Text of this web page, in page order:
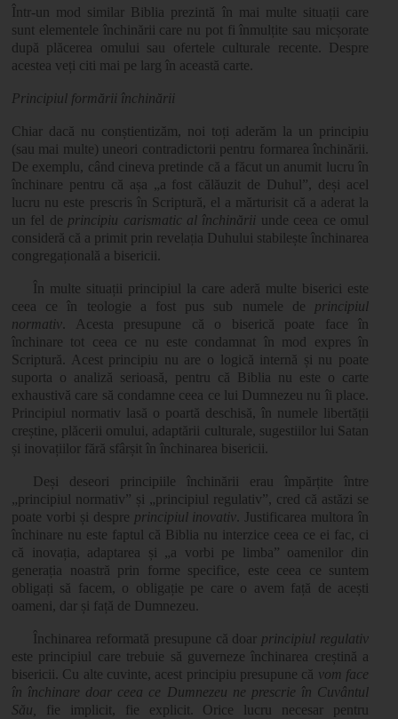
Într-un mod similar Biblia prezintă în mai multe situații care
sunt elementele închinării care nu pot fi înmulțite sau micșorate
după plăcerea omului sau ofertele culturale recente. Despre
acestea veți citi mai pe larg în această carte.
Principiul formării închinării
Chiar dacă nu conștientizăm, noi toți aderăm la un principiu
(sau mai multe) uneori contradictorii pentru formarea închinării.
De exemplu, când cineva pretinde că a făcut un anumit lucru în
închinare pentru că așa „a fost călăuzit de Duhul”, deși acel
lucru nu este prescris în Scriptură, el a mărturisit că a aderat la
un fel de principiu carismatic al închinării unde ceea ce omul
consideră că a primit prin revelația Duhului stabilește închinarea
congregațională a bisericii.
În multe situații principiul la care aderă multe biserici este
ceea ce în teologie a fost pus sub numele de principiul
normativ . Acesta presupune că o biserică poate face în
închinare tot ceea ce nu este condamnat în mod expres în
Scriptură. Acest principiu nu are o logică internă și nu poate
suporta o analiză serioasă, pentru că Biblia nu este o carte
exhaustivă care să condamne ceea ce lui Dumnezeu nu îi place.
Principiul normativ lasă o poartă deschisă, în numele libertății
creștine, plăcerii omului, adaptării culturale, sugestiilor lui Satan
și inovațiilor fără sfârșit în închinarea bisericii.
Deși deseori principiile închinării erau împărțite între
„principiul normativ” și „principiul regulativ”, cred că astăzi se
poate vorbi și despre principiul inovativ . Justificarea multora în
închinare nu este faptul că Biblia nu interzice ceea ce ei fac, ci
că inovația, adaptarea și „a vorbi pe limba” oamenilor din
generația noastră prin forme specifice, este ceea ce suntem
obligați să facem, o obligație pe care o avem față de acești
oameni, dar și față de Dumnezeu.
Închinarea reformată presupune că doar principiul regulativ
este principiul care trebuie să guverneze închinarea creștină a
bisericii. Cu alte cuvinte, acest principiu presupune că vom face
în închinare doar ceea ce Dumnezeu ne prescrie în Cuvântul
Său,
fie implicit, fie explicit. Orice lucru necesar pentru